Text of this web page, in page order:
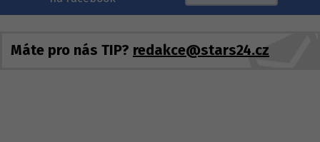
Máte pro nás TIP? redakce@stars24.cz